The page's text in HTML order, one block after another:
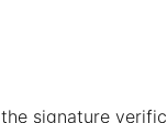
signature